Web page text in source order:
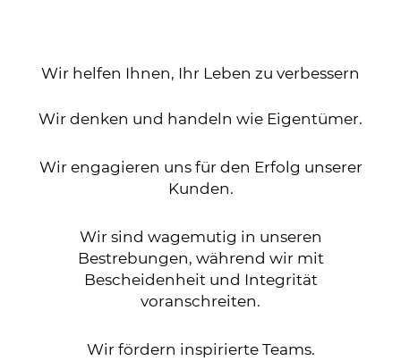
Wir helfen Ihnen, Ihr Leben zu verbessern
Wir denken und handeln wie Eigentümer.
Wir engagieren uns für den Erfolg unserer
Kunden.
Wir sind wagemutig in unseren
Bestrebungen, während wir mit
Bescheidenheit und Integrität
voranschreiten.
Wir fördern inspirierte Teams.